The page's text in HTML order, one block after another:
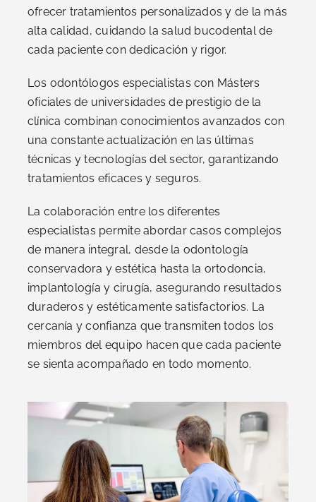
ofrecer tratamientos personalizados y de la más
alta calidad, cuidando la salud bucodental de
cada paciente con dedicación y rigor.
Los odontólogos especialistas con Másters
oficiales de universidades de prestigio de la
clínica combinan conocimientos avanzados con
una constante actualización en las últimas
técnicas y tecnologías del sector, garantizando
tratamientos eficaces y seguros.
La colaboración entre los diferentes
especialistas permite abordar casos complejos
de manera integral, desde la odontología
conservadora y estética hasta la ortodoncia,
implantología y cirugía, asegurando resultados
duraderos y estéticamente satisfactorios. La
cercanía y confianza que transmiten todos los
miembros del equipo hacen que cada paciente
se sienta acompañado en todo momento.